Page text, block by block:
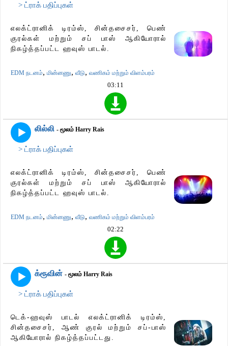
> ட்ராக் பதிப்புகள்
எலக்ட்ரானிக் டிரம்ஸ், சின்தசைசர், பெண்
குரல்கள் மற்றும் சப் பாஸ் ஆகியோரால்
நிகழ்த்தப்பட்ட ஹவுஸ் பாடல்.
EDM நடனம், மின்னணு, வீடு, வணிகம் மற்றும் விளம்பரம்
03:11
லில்லி - மூலம் Harry Rais
> ட்ராக் பதிப்புகள்
எலக்ட்ரானிக் டிரம்ஸ், சின்தசைசர், பெண்
குரல்கள் மற்றும் சப் பாஸ் ஆகியோரால்
நிகழ்த்தப்பட்ட ஹவுஸ் பாடல்.
EDM நடனம், மின்னணு, வீடு, வணிகம் மற்றும் விளம்பரம்
02:22
க்ரூவின் - மூலம் Harry Rais
> ட்ராக் பதிப்புகள்
டெக்-ஹவுஸ் பாடல் எலக்ட்ரானிக் டிரம்ஸ்,
சின்தசைசர், ஆண் குரல் மற்றும் சப்-பாஸ்
ஆகியோரால் நிகழ்த்தப்பட்டது.